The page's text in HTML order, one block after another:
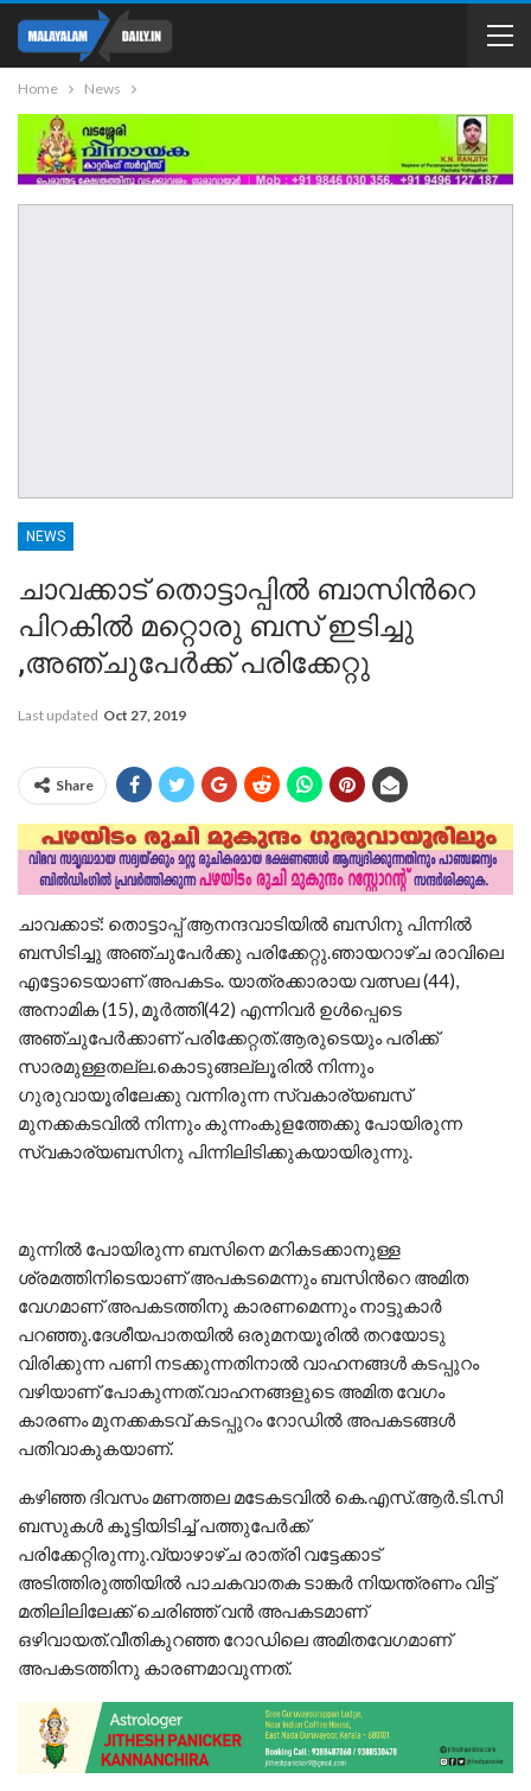
Home News
NEWS
ചാവക്കാട് തൊട്ടാപ്പില്‍ ബാസിന്‍റെ
പിറകില്‍ മറ്റൊരു ബസ് ഇടിച്ചു
,അഞ്ചുപേര്‍ക്ക് പരിക്കേറ്റു
Last updated Oct 27, 2019
Share
ചാവക്കാട്: തൊട്ടാപ്പ് ആനന്ദവാടിയില്‍ ബസിനു പിന്നില്‍
ബസിടിച്ചു അഞ്ചുപേര്‍ക്കു പരിക്കേറ്റു.ഞായറാഴ്ച രാവിലെ
എട്ടോടെയാണ് അപകടം. യാത്രക്കാരായ വത്സല (44),
അനാമിക (15), മൂര്‍ത്തി(42) എന്നിവര്‍ ഉള്‍പ്പെടെ
അഞ്ചുപേര്‍ക്കാണ് പരിക്കേറ്റത്.ആരുടെയും പരിക്ക്
സാരമുള്ളതല്ല.കൊടുങ്ങല്ലൂരില്‍ നിന്നും
ഗുരുവായൂരിലേക്കു വന്നിരുന്ന സ്വകാര്യബസ്
മുനക്കകടവില്‍ നിന്നും കുന്നംകുളത്തേക്കു പോയിരുന്ന
സ്വകാര്യബസിനു പിന്നിലിടിക്കുകയായിരുന്നു.
മുന്നില്‍ പോയിരുന്ന ബസിനെ മറികടക്കാനുള്ള
ശ്രമത്തിനിടെയാണ് അപകടമെന്നും ബസിന്‍റെ അമിത
വേഗമാണ് അപകടത്തിനു കാരണമെന്നും നാട്ടുകാര്‍
പറഞ്ഞു.ദേശീയപാതയില്‍ ഒരുമനയൂരില്‍ തറയോടു
വിരിക്കുന്ന പണി നടക്കുന്നതിനാല്‍ വാഹനങ്ങള്‍ കടപ്പുറം
വഴിയാണ് പോകുന്നത്.വാഹനങ്ങളുടെ അമിത വേഗം
കാരണം മുനക്കകടവ് കടപ്പുറം റോഡില്‍ അപകടങ്ങള്‍
പതിവാകുകയാണ്.
കഴിഞ്ഞ ദിവസം മണത്തല മടേകടവില്‍ കെ.എസ്.ആര്‍.ടി.സി
ബസുകള്‍ കൂട്ടിയിടിച്ച് പത്തുപേര്‍ക്ക്
പരിക്കേറ്റിരുന്നു.വ്യാഴാഴ്ച രാത്രി വട്ടേക്കാട്
അടിത്തിരുത്തിയില്‍ പാചകവാതക ടാങ്കര്‍ നിയന്ത്രണം വിട്ട്
മതിലിലിലേക്ക് ചെരിഞ്ഞ് വന്‍ അപകടമാണ്
ഒഴിവായത്.വീതികുറഞ്ഞ റോഡിലെ അമിതവേഗമാണ്
അപകടത്തിനു കാരണമാവുന്നത്.